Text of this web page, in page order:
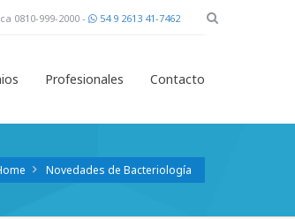
0810-999-2000 - 54 9 2613 41-7462
Profesionales Contacto
Novedades de Bacteriología